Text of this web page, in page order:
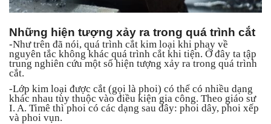
Những hiện tượng xảy ra trong quá trình cắt
-Như trên đã nói, quá trình cắt kim loại khi phay về
nguyên tắc không khác quá trình cắt khi tiện. Ở đây ta tập
trung nghiên cứu một số hiện tượng xảy ra trong quá trình
cắt.
-Lớp kim loại được cắt (gọi là phoi) có thể có nhiều dạng
khác nhau tùy thuộc vào điều kiện gia công. Theo giáo sư
I. A. Timê thì phoi có các dạng sau đây: phoi dây, phoi xếp
và phoi vụn.